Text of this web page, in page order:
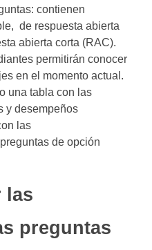
contienen
de respuesta abierta
abierta corta (RAC).
permitirán conocer
en el momento actual.
una tabla con las
y desempeños
las
de opción
las
preguntas